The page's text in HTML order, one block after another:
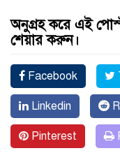
অনুগ্রহ করে এই
শেয়ার করুন।
Facebook
Linkedin
Pinterest